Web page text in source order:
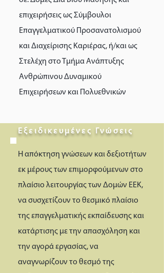
επιχειρήσεις ως Σύμβουλοι
Επαγγελματικού Προσανατολισμού
και Διαχείρισης Καριέρας, ή/και ως
Στελέχη στο Τμήμα Ανάπτυξης
Ανθρώπινου Δυναμικού
Επιχειρήσεων και Πολυεθνικών
Εξειδικευμένες Γνώσεις
H απόκτηση γνώσεων και δεξιοτήτων
εκ μέρους των επιμορφούμενων στο
πλαίσιο λειτουργίας των Δομών ΕΕΚ,
να συσχετίζουν το θεσμικό πλαίσιο
της επαγγελματικής εκπαίδευσης και
κατάρτισης με την απασχόληση και
την αγορά εργασίας, να
αναγνωρίζουν το θεσμό της